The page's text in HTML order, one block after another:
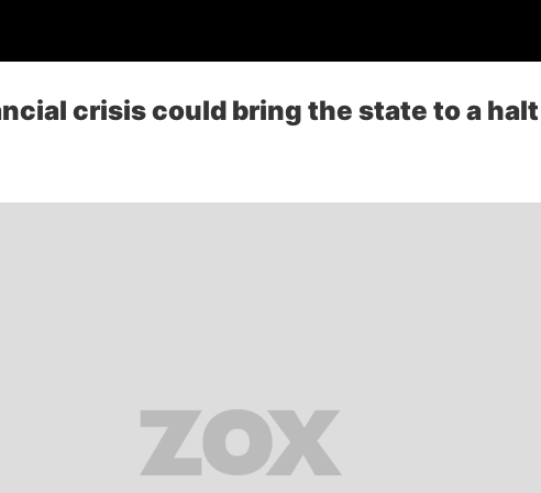
crisis could bring the state to a halt